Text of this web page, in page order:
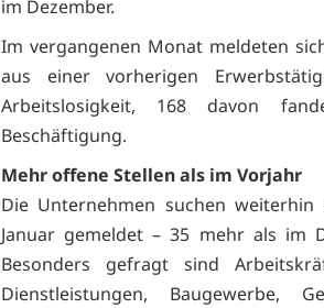
im Dezember.
Im vergangenen Monat meldeten
aus einer vorherigen
Arbeitslosigkeit, 168 davon
Beschäftigung.
Mehr offene Stellen als im Vorjahr
Die Unternehmen suchen
Januar gemeldet – 35 mehr als im
Besonders gefragt sind
Dienstleistungen, Baugewerbe,